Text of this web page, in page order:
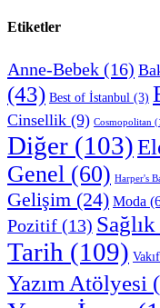
Etiketler
Anne-Bebek (16)
(43) Best of İstanbul (3)
Cinsellik (9) Cosmopolitan
Diğer (103)
Genel (60) Harper's
Gelişim (24) Moda
Pozitif (13) Sağlık
Tarih (109)
Yazım Atölyesi